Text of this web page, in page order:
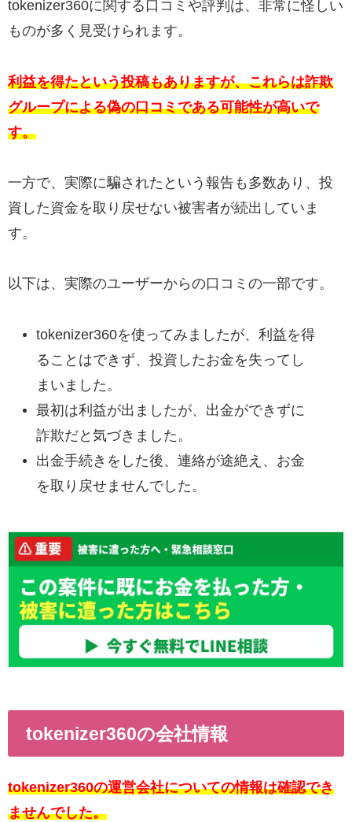
tokenizer360に関する口コミや評判は、非常に怪しい
ものが多く見受けられます。
利益を得たという投稿もありますが、これらは詐欺
グループによる偽の口コミである可能性が高いで
す。
一方で、実際に騙されたという報告も多数あり、投
資した資金を取り戻せない被害者が続出していま
す。
以下は、実際のユーザーからの口コミの一部です。
tokenizer360を使ってみましたが、利益を得
ることはできず、投資したお金を失ってし
まいました。
最初は利益が出ましたが、出金ができずに
詐欺だと気づきました。
出金手続きをした後、連絡が途絶え、お金
を取り戻せませんでした。
tokenizer360の会社情報
tokenizer360の運営会社についての情報は確認でき
ませんでした。